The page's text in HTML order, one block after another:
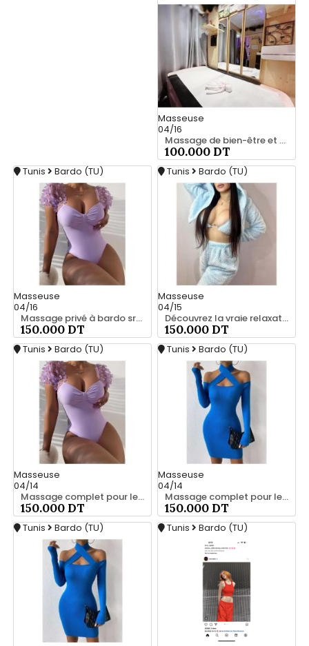
Masseuse
04/16
Massage de bien-être et confort 25 926 213
100.000 DT
Tunis Bardo (TU)
Masseuse
04/16
Massage privé à bardo srd 55066248
150.000 DT
Tunis Bardo (TU)
Masseuse
04/15
Découvrez la vraie relaxation pour les hommes srd à bardo 55066248
150.000 DT
Tunis Bardo (TU)
Masseuse
04/14
Massage complet pour les hommes srd à bardo
150.000 DT
Tunis Bardo (TU)
Masseuse
04/14
Massage complet pour les hommes srd à bardo 56066248
150.000 DT
Tunis Bardo (TU) Tunis Bardo (TU)